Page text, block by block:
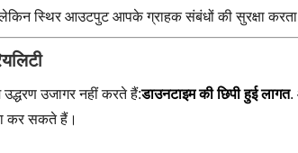
स्थिर आउटपुट आपके ग्राहक संबंधों की सुरक्षा
उजागर नहीं करते हैं:डाउनटाइम की छिपी हुई लागत.
कर सकते हैं।